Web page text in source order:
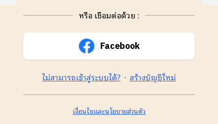
หรือ เชื่อมต่อด้วย :
Facebook
ไม่สามารถเข้าสู่ระบบได้? · สร้างบัญชีใหม่
เงื่อนไขและนโยบายส่วนตัว